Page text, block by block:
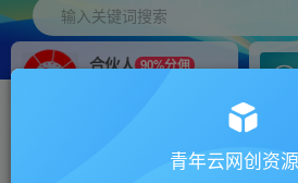
输入关键词搜索
合伙人 90%分佣
搭建同款网站，自己当老板
青年云网创资